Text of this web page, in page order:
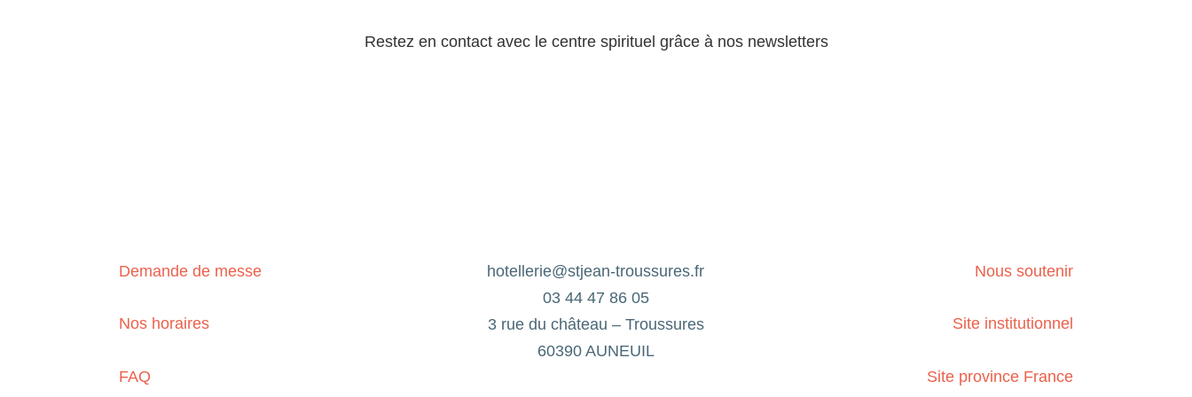
Restez en contact avec le centre spirituel grâce à nos newsletters
Demande de messe
Nos horaires
FAQ
hotellerie@stjean-troussures.fr
03 44 47 86 05
3 rue du château – Troussures
60390 AUNEUIL
Nous soutenir
Site institutionnel
Site province France